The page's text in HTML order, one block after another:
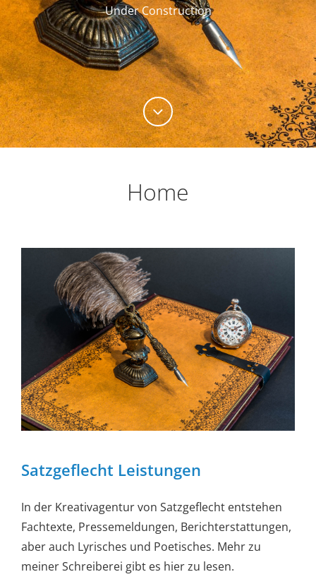
Under Construction
Home
Satzgeflecht Leistungen
In der Kreativagentur von Satzgeflecht entstehen
Fachtexte, Pressemeldungen, Berichterstattungen,
aber auch Lyrisches und Poetisches. Mehr zu
meiner Schreiberei gibt es hier zu lesen.